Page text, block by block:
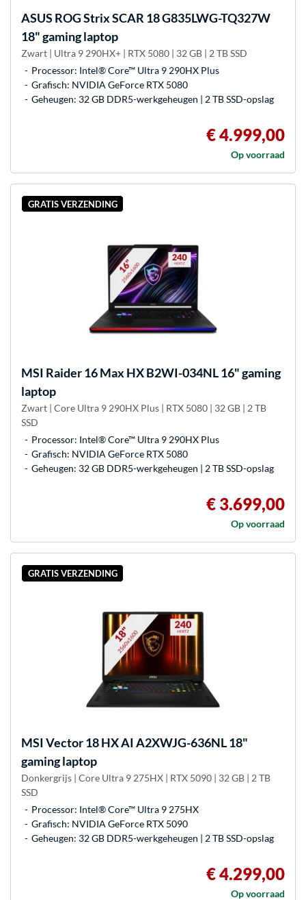
ASUS ROG Strix SCAR 18 G835LWG-TQ327W
18" gaming laptop
Zwart | Ultra 9 290HX+ | RTX 5080 | 32 GB | 2 TB SSD
Processor: Intel® Core™ Ultra 9 290HX Plus
Grafisch: NVIDIA GeForce RTX 5080
Geheugen: 32 GB DDR5-werkgeheugen | 2 TB SSD-opslag
€ 4.999,00
Op voorraad
GRATIS VERZENDING
MSI Raider 16 Max HX B2WI-034NL 16" gaming
laptop
Zwart | Core Ultra 9 290HX Plus | RTX 5080 | 32 GB | 2 TB
SSD
Processor: Intel® Core™ Ultra 9 290HX Plus
Grafisch: NVIDIA GeForce RTX 5080
Geheugen: 32 GB DDR5-werkgeheugen | 2 TB SSD-opslag
€ 3.699,00
Op voorraad
GRATIS VERZENDING
MSI Vector 18 HX AI A2XWJG-636NL 18"
gaming laptop
Donkergrijs | Core Ultra 9 275HX | RTX 5090 | 32 GB | 2 TB
SSD
Processor: Intel® Core™ Ultra 9 275HX
Grafisch: NVIDIA GeForce RTX 5090
Geheugen: 32 GB DDR5-werkgeheugen | 2 TB SSD-opslag
€ 4.299,00
Op voorraad